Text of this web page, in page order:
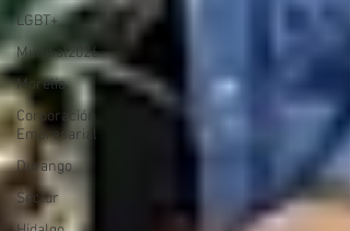
LGBT+
Mundial2026
Morelia
Corporación
Empresarial
Durango
Sectur